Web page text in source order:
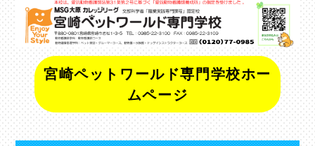
宮崎ペットワールド専門学校ホー
ムページ